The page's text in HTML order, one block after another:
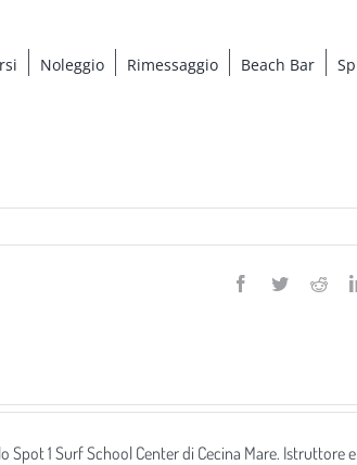
Noleggio Rimessaggio Beach Bar
Facebook
Twitter
Spot 1 Surf School Center di Cecina Mare.